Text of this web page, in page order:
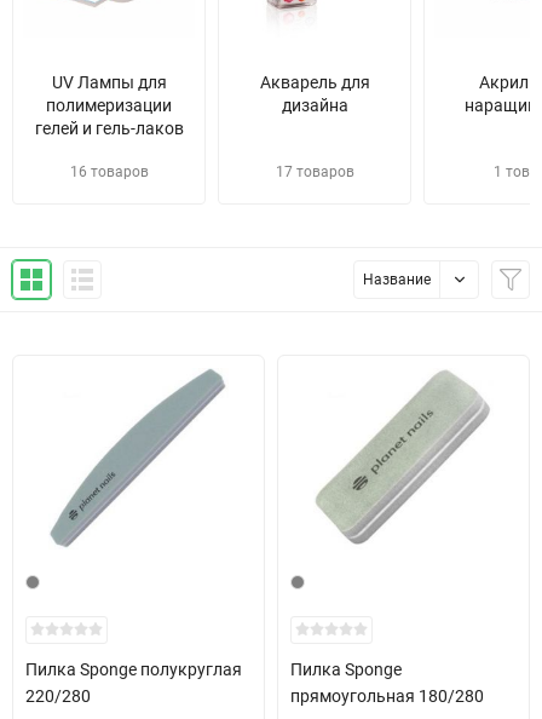
UV Лампы для
полимеризации
гелей и гель-лаков
16 товаров
Акварель для
дизайна
17 товаров
Акрил
1
Название
Пилка Sponge полукруглая
220/280
Пилка Sponge
прямоугольная 180/280